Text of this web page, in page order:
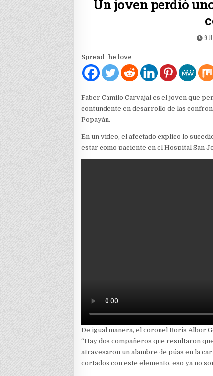
Un joven perdió
9
Spread the love
Faber Camilo Carvajal es el joven que
contundente en desarrollo de las
Popayán.
En un video, el afectado explico lo
estar como paciente en el Hospital San
De igual manera, el coronel Boris Albor
“Hay dos compañeros que resultaron
atravesaron un alambre de púas en la
cortados con este elemento, eso ya no